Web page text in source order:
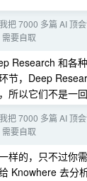
我把 7000 多篇 AI 顶
要自取
Research 和各
节，Deep
所以它们不是一回
我把 7000 多篇 AI 顶
要自取
样的，只不过你
Knowhere 去分析